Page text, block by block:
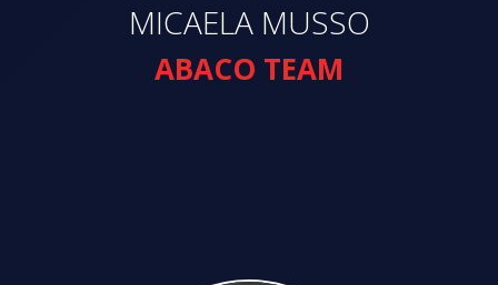
MICAELA MUSSO
ABACO TEAM